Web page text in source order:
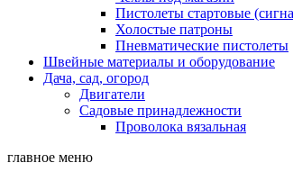
Пистолеты стартовые
Холостые патроны
Пневматические пистолеты
Швейные материалы и оборудование
Дача, сад, огород
Двигатели
Садовые принадлежности
Проволока вязальная
главное меню